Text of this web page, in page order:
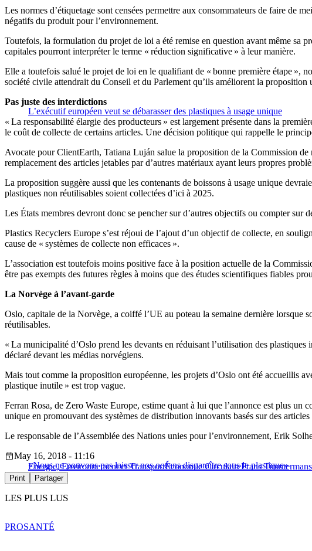
Les normes d’étiquetage sont censées permettre aux consommateurs de faire de
négatifs du produit pour l’environnement.
Toutefois, la formulation du projet de loi a été remise en question avant même sa
capitales pourront interpréter le terme « réduction significative » à leur manière.
Elle a toutefois salué le projet de loi en le qualifiant de « bonne première étape »,
société civile attendrait du Conseil et du Parlement qu’ils améliorent la proposition
L’exécutif européen veut se débarasser des plastiques à usage unique
Pas juste des interdictions
« La responsabilité élargie des producteurs » est largement présente dans la
le coût de collecte de certains articles. Une décision politique qui rappelle le
Avocate pour ClientEarth, Tatiana Luján salue la proposition de la Commission
remplacement des articles jetables par d’autres matériaux ayant leurs propres
La proposition suggère aussi que les contenants de boissons à usage unique
plastiques non réutilisables soient collectées d’ici à 2025.
Les États membres devront donc se pencher sur d’autres objectifs ou compter sur
Plastics Recyclers Europe s’est réjoui de l’ajout d’un objectif de collecte, en
cause de « systèmes de collecte non efficaces ».
L’association est toutefois moins positive face à la position actuelle de la
être pas exempts des futures règles à moins que des études scientifiques fiables
La Norvège à l’avant-garde
Oslo, capitale de la Norvège, a coiffé l’UE au poteau la semaine dernière lorsque
réutilisables.
« La municipalité d’Oslo prend les devants en réduisant l’utilisation des
déclaré devant les médias norvégiens.
Mais tout comme la proposition européenne, les projets d’Oslo ont été accueillis
plastique inutile » est trop vague.
Ferran Rosa, de Zero Waste Europe, estime quant à lui que l’annonce est plus
unique en promouvant des systèmes de distribution innovants basés sur des
Le responsable de l’Assemblée des Nations unies pour l’environnement, Erik
«Nous ne pouvons pas laisser nos océans disparaître sous le plastique»
May 16, 2018 - 11:16
Energie, Environnement et TransportÉconomie CirculaireFrans Timmermans
Print Partager
LES PLUS LUS
PROSANTÉ